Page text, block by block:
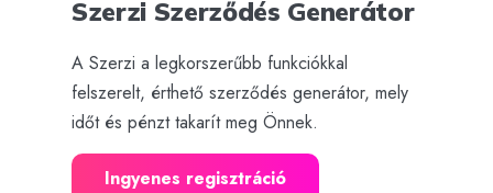
Szerzi Szerződés Generátor
A Szerzi a legkorszerűbb funkciókkal
felszerelt, érthető szerződés generátor, mely
időt és pénzt takarít meg Önnek.
Ingyenes regisztráció